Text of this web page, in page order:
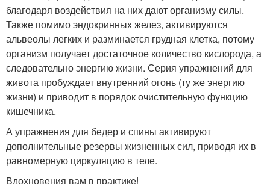
благодаря воздействия на них дают организму силы.
Также помимо эндокринных желез, активируются
альвеолы легких и разминается грудная клетка, потому
организм получает достаточное количество кислорода, а
следовательно энергию жизни. Серия упражнений для
живота пробуждает внутренний огонь (ту же энергию
жизни) и приводит в порядок очистительную функцию
кишечника.
А упражнения для бедер и спины активируют
дополнительные резервы жизненных сил, приводя их в
равномерную циркуляцию в теле.
Вдохновения вам в практике!